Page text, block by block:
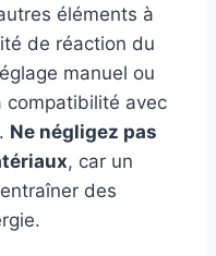
éléments à
de réaction du
manuel ou
compatibilité avec
Ne négligez pas
, car un
des